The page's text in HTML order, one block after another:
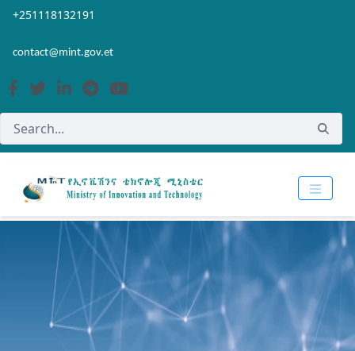
Skip to Main Content
Open Accessibility Menu
+251118132191
contact@mint.gov.et